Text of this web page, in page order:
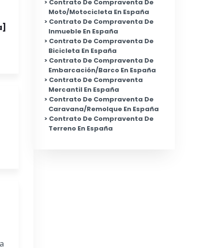
Contrato De Compraventa De
Moto/Motocicleta En España
Contrato De Compraventa De
Inmueble En España
Contrato De Compraventa De
Bicicleta En España
Contrato De Compraventa De
Embarcación/Barco En España
Contrato De Compraventa
Mercantil En España
Contrato De Compraventa De
Caravana/Remolque En España
Contrato De Compraventa De
Terreno En España